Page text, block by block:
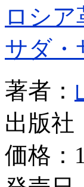
ロシ
サダ・
著者：
出版社
価格：